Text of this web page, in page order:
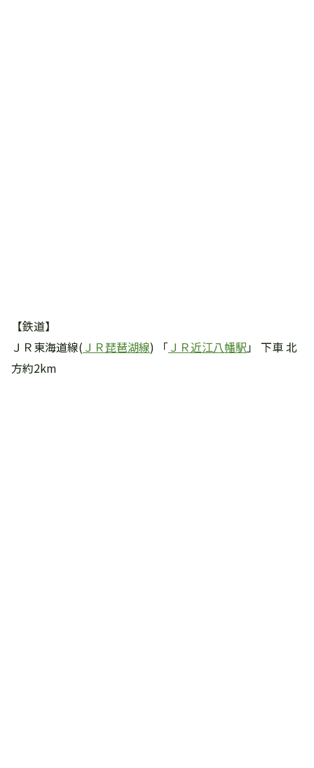
【鉄道】
ＪＲ東海道線( ＪＲ琵琶湖線) 「 ＪＲ近江八幡駅 」 下車 北
方約2km